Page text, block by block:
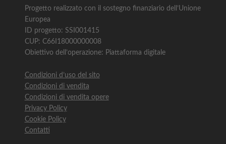
Progetto realizzato con il sostegno finanziario dell’Unione
Europea
ID progetto: SSI001415
CUP: C66I18000000008
Obiettivo dell’operazione: Piattaforma digitale
Condizioni d’uso del sito
Condizioni di vendita
Condizioni di vendita opere
Privacy Policy
Cookie Policy
Contatti